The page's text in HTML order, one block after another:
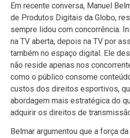
Em recente conversa, Manuel
de Produtos Digitais da Globo,
sempre lidou com concorrência.
na TV aberta, depois na TV por
também no espaço digital. Ele
não reside apenas nos
como o público consome
custos dos direitos esportivos,
abordagem mais estratégica do
adquirir os direitos de
Belmar argumentou que a força